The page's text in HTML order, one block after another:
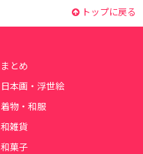
トップに戻る
まとめ
日本画・浮世絵
着物・和服
和雑貨
和菓子